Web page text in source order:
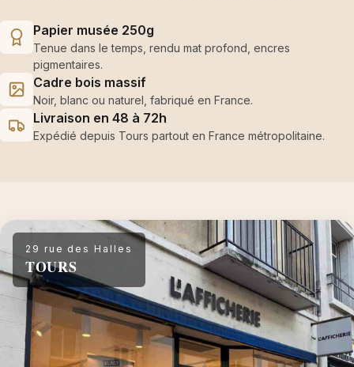
Papier musée 250g
Tenue dans le temps, rendu mat profond, encres
pigmentaires.
Cadre bois massif
Noir, blanc ou naturel, fabriqué en France.
Livraison en 48 à 72h
Expédié depuis Tours partout en France métropolitaine.
29 rue des Halles
TOURS